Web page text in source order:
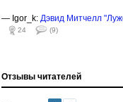
— Igor_k: Дэвид Митчелл
24
(9)
Отзывы читателей